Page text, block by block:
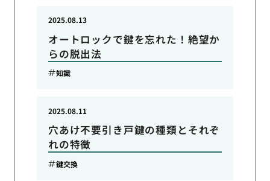
オートロックで鍵を忘れた！絶望か
らの脱出法
2025.08.13
知識
穴あけ不要引き戸鍵の種類とそれぞ
れの特徴
2025.08.11
鍵交換